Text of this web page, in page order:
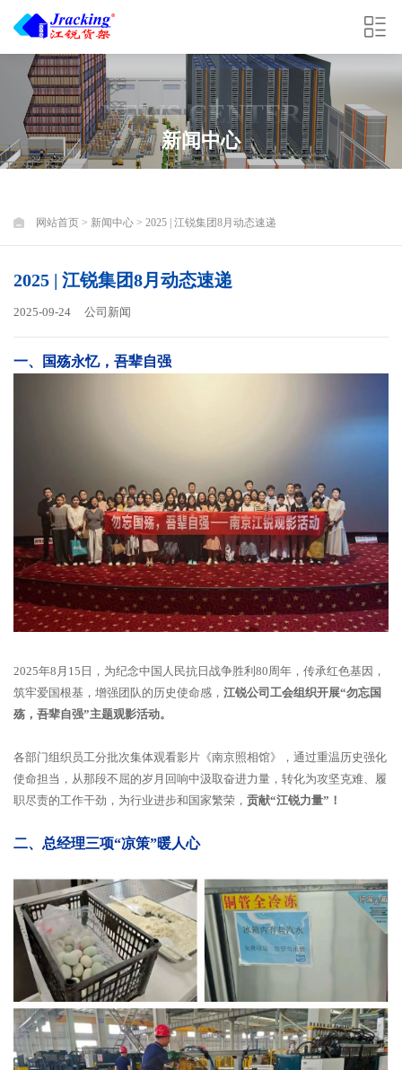
NEWS CENTER
新闻中心
网站首页 > 新闻中心 > 2025 | 江锐集团8月动态速递
2025 | 江锐集团8月动态速递
2025-09-24 公司新闻
一、国殇永忆，吾辈自强
2025年8月15日，为纪念中国人民抗日战争胜利80周年，传承红色基因，
筑牢爱国根基，增强团队的历史使命感， 江锐公司工会组织开展“勿忘国
殇，吾辈自强”主题观影活动。
各部门组织员工分批次集体观看影片《南京照相馆》，通过重温历史强化
使命担当，从那段不屈的岁月回响中汲取奋进力量，转化为攻坚克难、履
职尽责的工作干劲，为行业进步和国家繁荣， 贡献“江锐力量”！
二、总经理三项“凉策”暖人心